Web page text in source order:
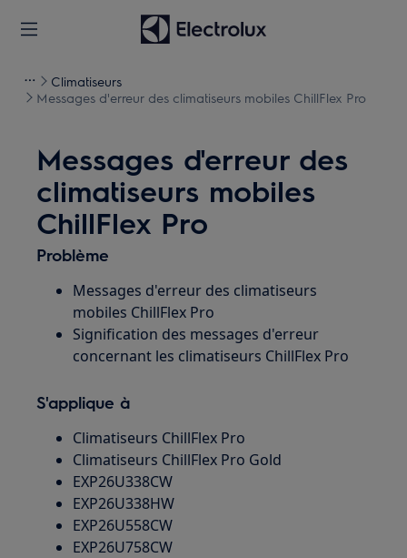
Climatiseurs
Messages d'erreur des climatiseurs mobiles ChillFlex Pro
Messages d'erreur des
climatiseurs mobiles
ChillFlex Pro
Problème
Messages d'erreur des climatiseurs
mobiles ChillFlex Pro
Signification des messages d'erreur
concernant les climatiseurs ChillFlex Pro
S'applique à
Climatiseurs ChillFlex Pro
Climatiseurs ChillFlex Pro Gold
EXP26U338CW
EXP26U338HW
EXP26U558CW
EXP26U758CW